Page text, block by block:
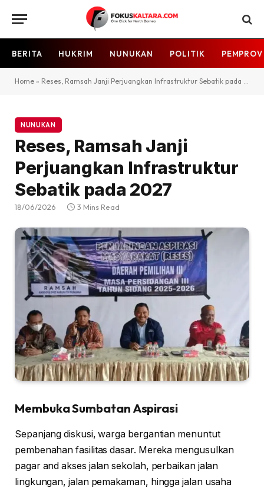
BERITA HUKRIM NUNUKAN POLITIK
Home » Reses, Ramsah Janji Perjuangkan Infrastruktur Sebatik pada 2027
NUNUKAN
Reses, Ramsah Janji
Perjuangkan Infrastruktur
Sebatik pada 2027
18/06/2026 3 Mins Read
Membuka Sumbatan Aspirasi
Sepanjang diskusi, warga bergantian menuntut
pembenahan fasilitas dasar. Mereka mengusulkan
pagar and akses jalan sekolah, perbaikan jalan
lingkungan, jalan pemakaman, hingga jalan usaha